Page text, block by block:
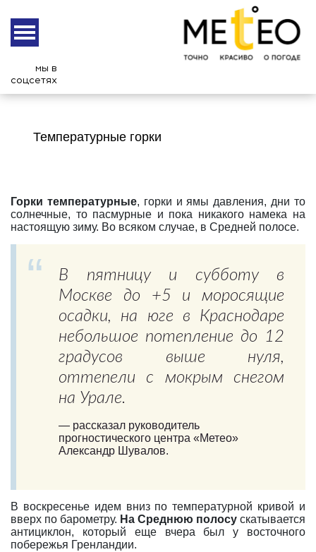
мы в
соцсетях
Температурные горки
Горки температурные, горки и ямы давления, дни то
солнечные, то пасмурные и пока никакого намека на
настоящую зиму. Во всяком случае, в Средней полосе.
В пятницу и субботу в
Москве до +5 и моросящие
осадки, на юге в Краснодаре
небольшое потепление до 12
градусов выше нуля,
оттепели с мокрым снегом
на Урале.
— рассказал руководитель
прогностического центра «Метео»
Александр Шувалов.
В воскресенье идем вниз по температурной кривой и
вверх по барометру. На Среднюю полосу скатывается
антициклон, который еще вчера был у восточного
побережья Гренландии.